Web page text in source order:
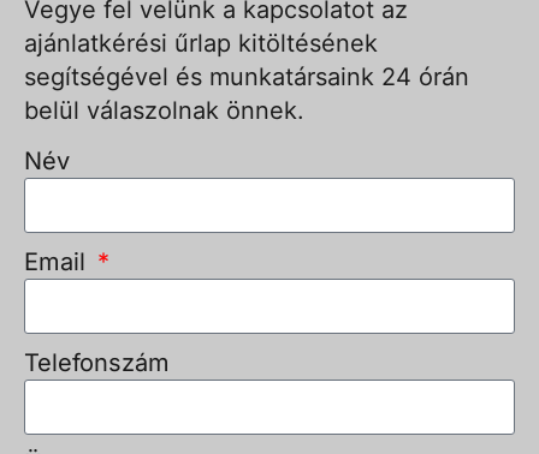
Vegye fel velünk a kapcsolatot az
ajánlatkérési űrlap kitöltésének
segítségével és munkatársaink 24 órán
belül válaszolnak önnek.
Név
Email
Telefonszám